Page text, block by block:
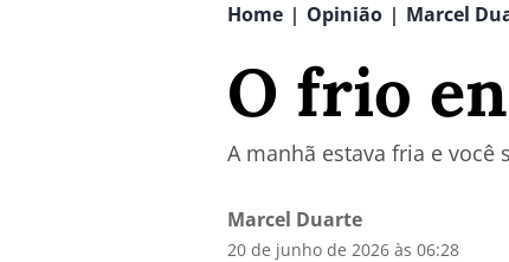
Home | Opinião | Marcel
O frio
A manhã estava fria e você
Marcel Duarte
20 de junho de 2026 às 06:28